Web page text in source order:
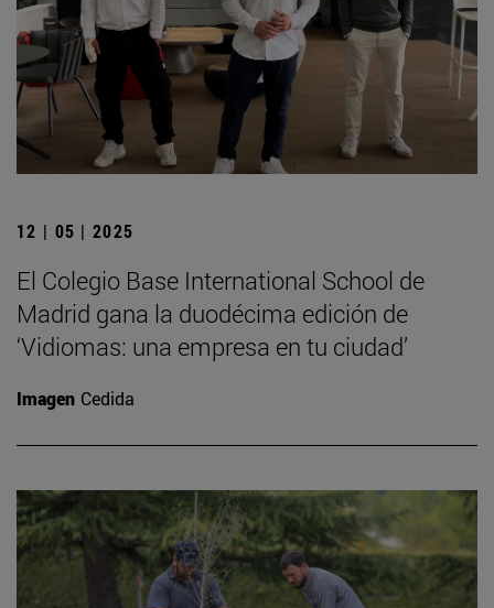
12 | 05 | 2025
El Colegio Base International School de
Madrid gana la duodécima edición de
‘Vidiomas: una empresa en tu ciudad’
Imagen Cedida